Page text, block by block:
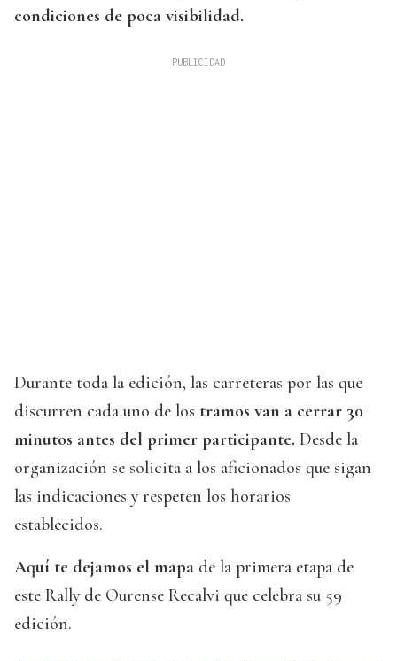
condiciones de poca visibilidad.
Durante toda la edición, las carreteras por las que
discurren cada uno de los tramos van a cerrar 30
minutos antes del primer participante. Desde la
organización se solicita a los aficionados que sigan
las indicaciones y respeten los horarios
establecidos.
Aquí te dejamos el mapa de la primera etapa de
este Rally de Ourense Recalvi que celebra su 59
edición.